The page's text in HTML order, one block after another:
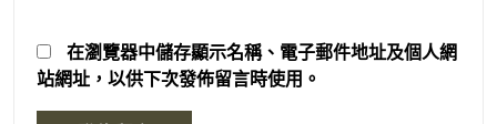
在瀏覽器中儲存顯示名稱、電子郵件地址及個人網
站網址，以供下次發佈留言時使用。